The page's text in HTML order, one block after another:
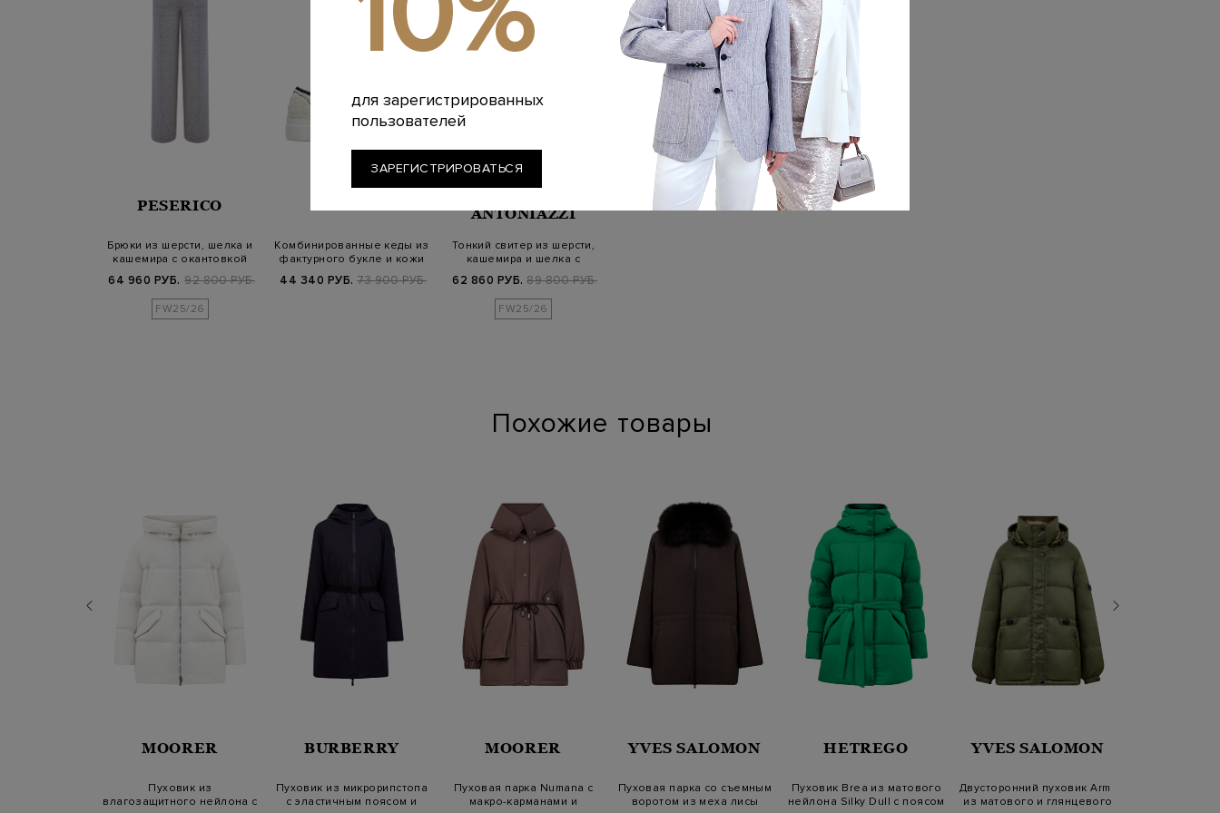
PESERICO
Брюки из шерсти, шелка и
кашемира с окантовкой
64 960 РУБ. 92 800 РУБ.
FW25/26
Комбинированные кеды из
фактурного букле и кожи
44 340 РУБ. 73 900 РУБ.
ANTONIAZZI
Тонкий свитер из шерсти,
кашемира и шелка с
62 860 РУБ. 89 800 РУБ.
FW25/26
Похожие товары
MOORER
Пуховик из
влагозащитного нейлона с
BURBERRY
Пуховик из микрорипстопа
с эластичным поясом и
MOORER
Пуховая парка Numana с
макро-карманами и
YVES SALOMON
Пуховая парка со съемным
воротом из меха лисы
HETREGO
Пуховик Brea из матового
нейлона Silky Dull с поясом
YVES SALOMON
Двусторонний пуховик Army
из матового и глянцевого
для зарегистрированных
пользователей
ЗАРЕГИСТРИРОВАТЬСЯ